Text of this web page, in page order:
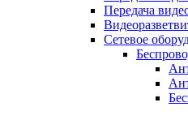
Передача
Сетевое